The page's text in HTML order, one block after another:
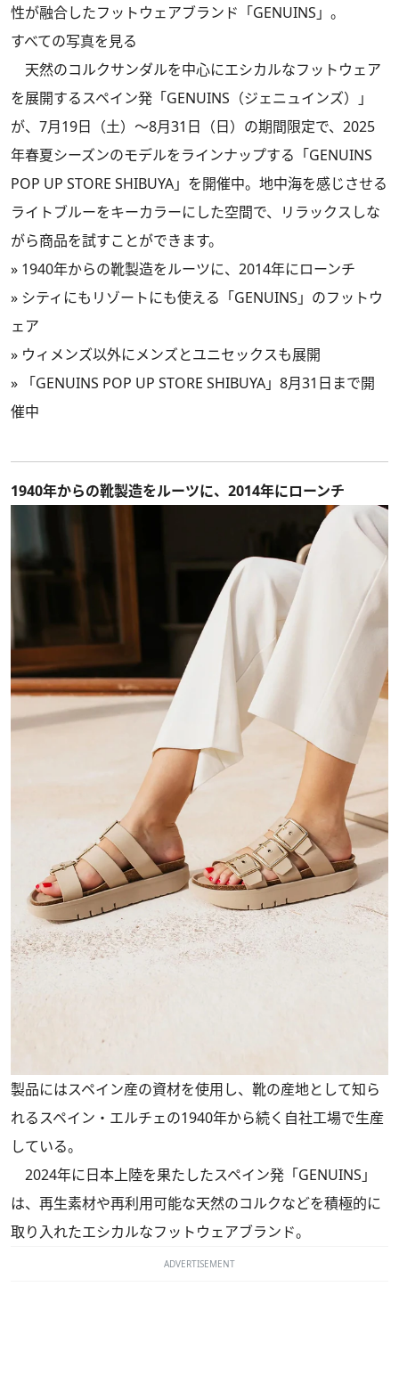
性が融合したフットウェアブランド「GENUINS」。
すべての写真を見る
天然のコルクサンダルを中心にエシカルなフットウェア
を展開するスペイン発「GENUINS（ジェニュインズ）」
が、7月19日（土）〜8月31日（日）の期間限定で、2025
年春夏シーズンのモデルをラインナップする「GENUINS
POP UP STORE SHIBUYA」を開催中。地中海を感じさせる
ライトブルーをキーカラーにした空間で、リラックスしな
がら商品を試すことができます。
» 1940年からの靴製造をルーツに、2014年にローンチ
» シティにもリゾートにも使える「GENUINS」のフットウ
ェア
» ウィメンズ以外にメンズとユニセックスも展開
»
「GENUINS POP UP STORE SHIBUYA」8月31日まで開
催中
1940年からの靴製造をルーツに、2014年にローンチ
製品にはスペイン産の資材を使用し、靴の産地として知ら
れるスペイン・エルチェの1940年から続く自社工場で生産
している。
2024年に日本上陸を果たしたスペイン発「GENUINS」
は、再生素材や再利用可能な天然のコルクなどを積極的に
取り入れたエシカルなフットウェアブランド。
ADVERTISEMENT